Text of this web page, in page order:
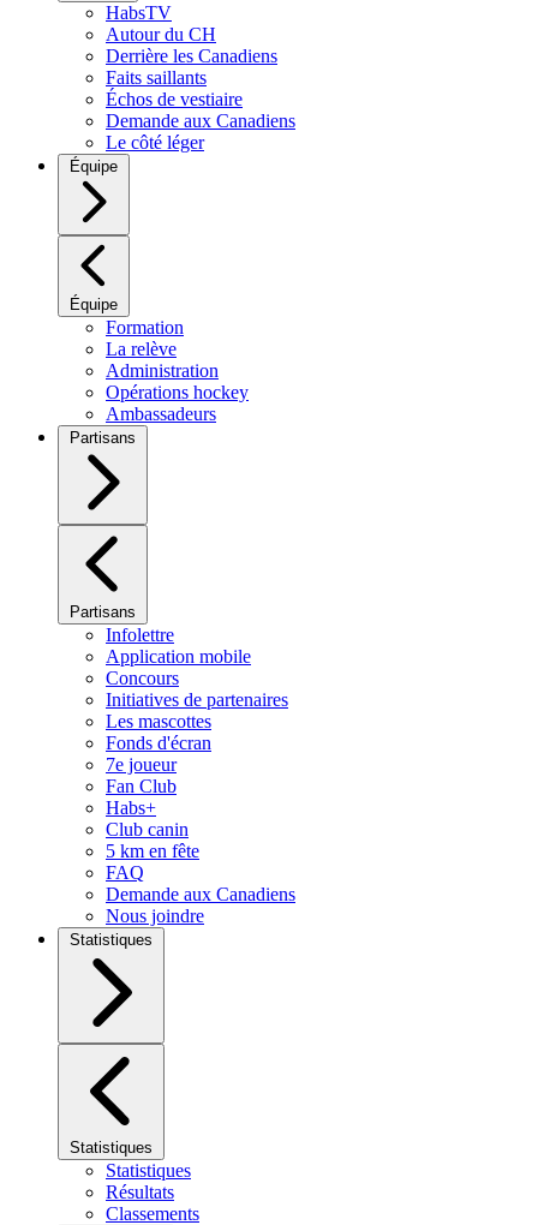
HabsTV
Autour du CH
Derrière les Canadiens
Faits saillants
Échos de vestiaire
Demande aux Canadiens
Le côté léger
Équipe
Équipe
Formation
La relève
Administration
Opérations hockey
Ambassadeurs
Partisans
Partisans
Infolettre
Application mobile
Concours
Initiatives de partenaires
Les mascottes
Fonds d'écran
7e joueur
Fan Club
Habs+
Club canin
5 km en fête
FAQ
Demande aux Canadiens
Nous joindre
Statistiques
Statistiques
Statistiques
Résultats
Classements